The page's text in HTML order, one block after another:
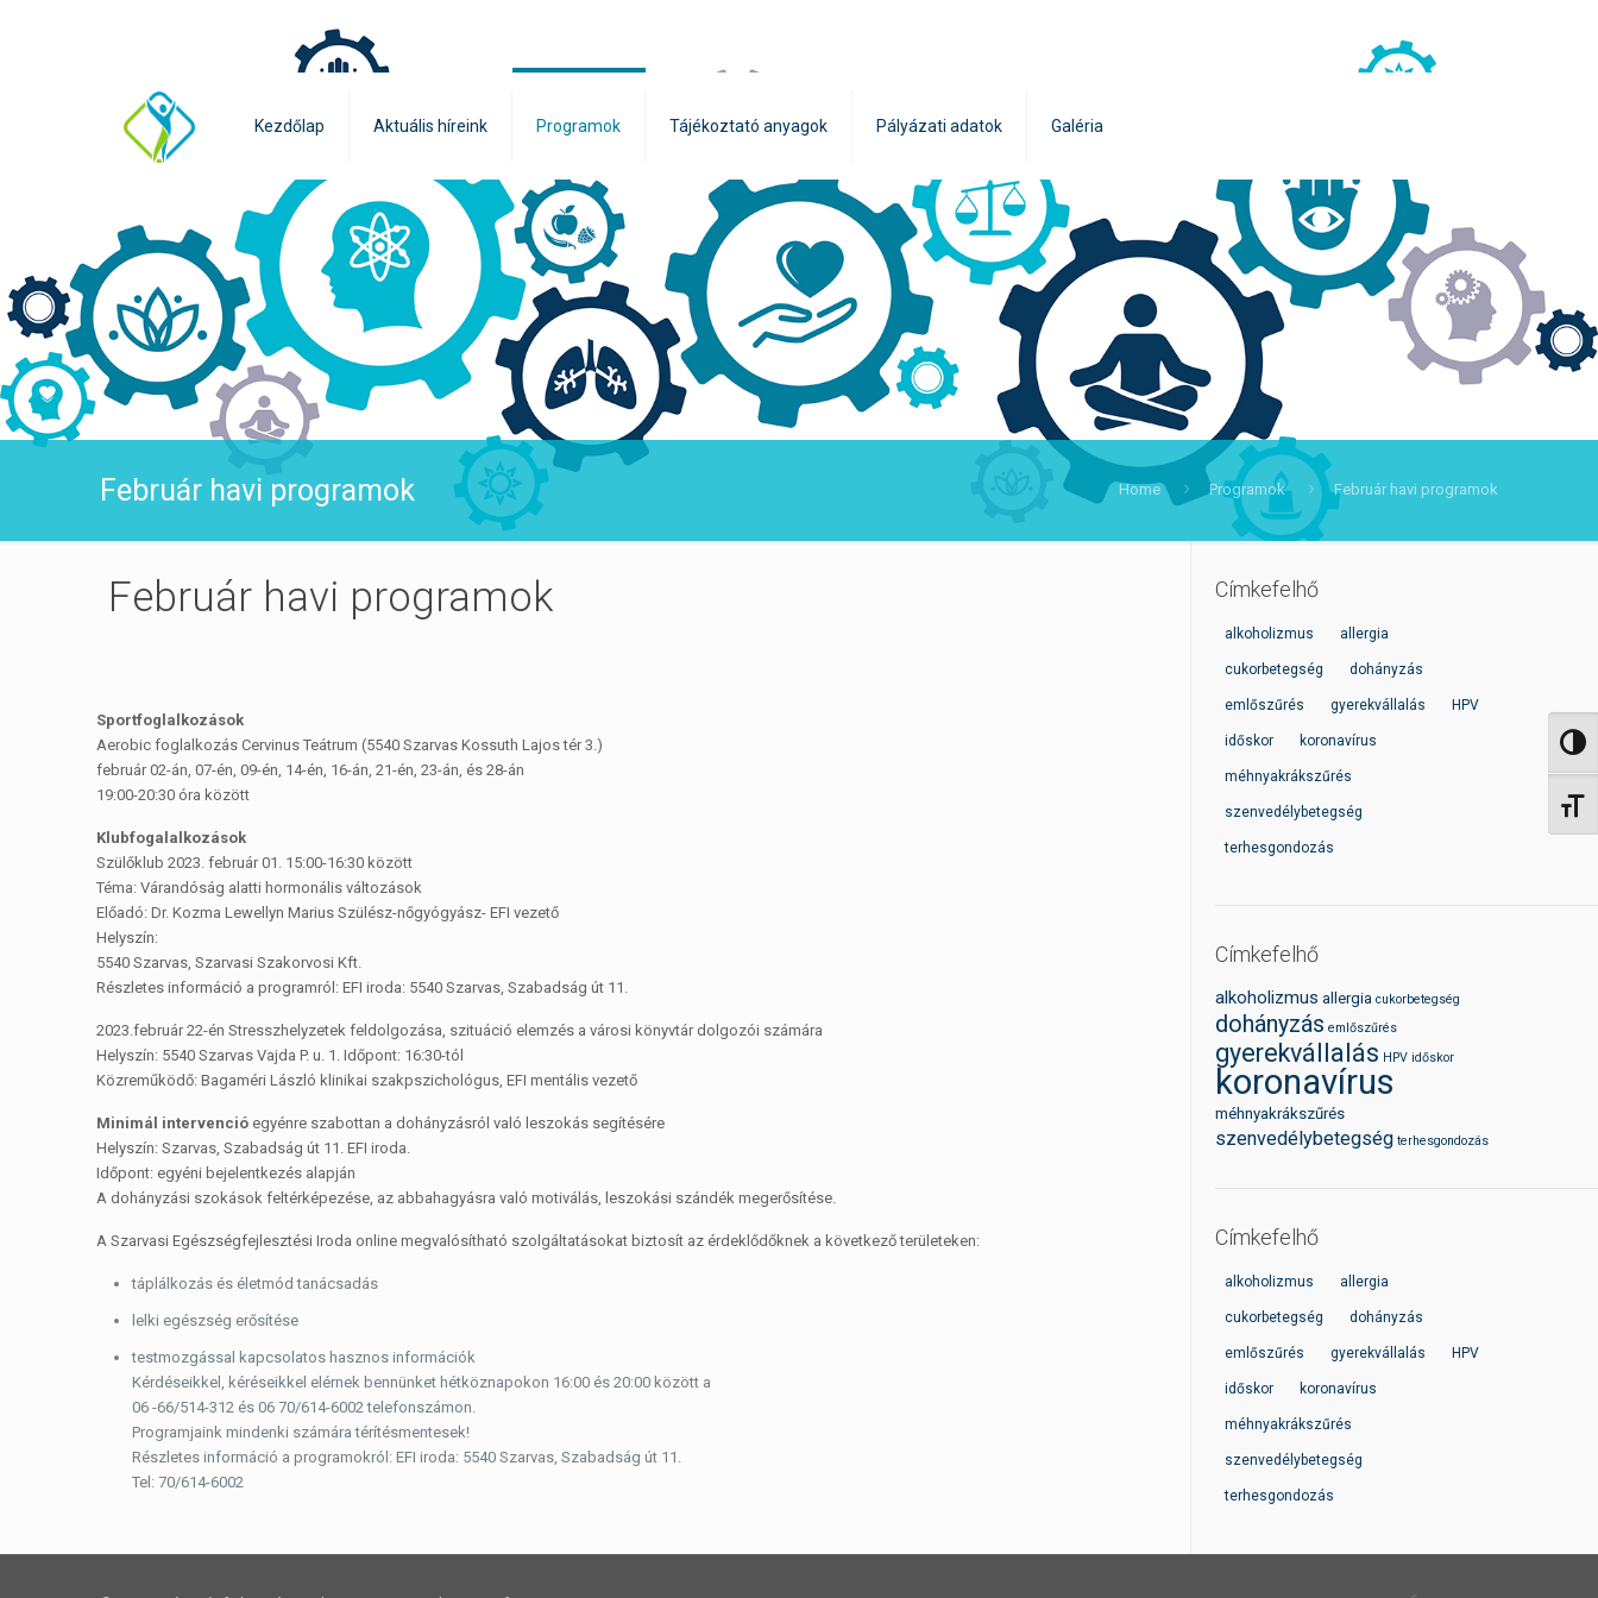
Kezdőlap Aktuális híreink Programok Tájékoztató anyagok Pályázati adatok Galéria
Február havi programok Home Programok Február havi programok
Február havi programok
Sportfoglalkozások
Aerobic foglalkozás Cervinus Teátrum (5540 Szarvas Kossuth Lajos tér 3.)
február 02-án, 07-én, 09-én, 14-én, 16-án, 21-én, 23-án, és 28-án
19:00-20:30 óra között
Klubfogalalkozások
Szülőklub 2023. február 01. 15:00-16:30 között
Téma: Várandóság alatti hormonális változások
Előadó: Dr. Kozma Lewellyn Marius Szülész-nőgyógyász- EFI vezető
Helyszín:
5540 Szarvas, Szarvasi Szakorvosi Kft.
Részletes információ a programról: EFI iroda: 5540 Szarvas, Szabadság út 11.
2023.február 22-én Stresszhelyzetek feldolgozása, szituáció elemzés a városi könyvtár dolgozói számára
Helyszín: 5540 Szarvas Vajda P. u. 1. Időpont: 16:30-tól
Közreműködő: Bagaméri László klinikai szakpszichológus, EFI mentális vezető
Minimál intervenció egyénre szabottan a dohányzásról való leszokás segítésére
Helyszín: Szarvas, Szabadság út 11. EFI iroda.
Időpont: egyéni bejelentkezés alapján
A dohányzási szokások feltérképezése, az abbahagyásra való motiválás, leszokási szándék megerősítése.
A Szarvasi Egészségfejlesztési Iroda online megvalósítható szolgáltatásokat biztosít az érdeklődőknek a következő területeken:
táplálkozás és életmód tanácsadás
lelki egészség erősítése
testmozgással kapcsolatos hasznos információk
Kérdéseikkel, kéréseikkel elérnek bennünket hétköznapokon 16:00 és 20:00 között a
06 -66/514-312 és 06 70/614-6002 telefonszámon.
Programjaink mindenki számára térítésmentesek!
Részletes információ a programokról: EFI iroda: 5540 Szarvas, Szabadság út 11.
Tel: 70/614-6002
Címkefelhő
alkoholizmus allergia
cukorbetegség dohányzás
emlőszűrés gyerekvállalás HPV
időskor koronavírus
méhnyakrákszűrés
szenvedélybetegség
terhesgondozás
Címkefelhő
alkoholizmus allergia cukorbetegség
dohányzás emlőszűrés
gyerekvállalás HPV időskor
koronavírus
méhnyakrákszűrés
szenvedélybetegség terhesgondozás
Címkefelhő
alkoholizmus allergia
cukorbetegség dohányzás
emlőszűrés gyerekvállalás HPV
időskor koronavírus
méhnyakrákszűrés
szenvedélybetegség
terhesgondozás